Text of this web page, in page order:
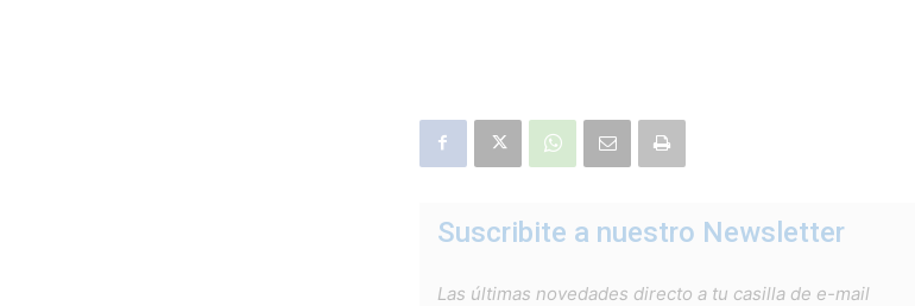
Suscribite a nuestro Newsletter
Las últimas novedades directo a tu casilla de e-mail